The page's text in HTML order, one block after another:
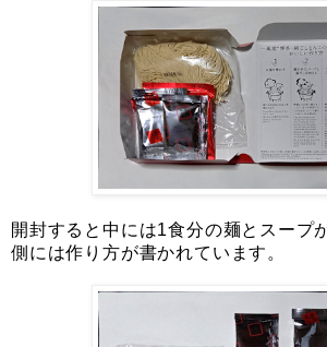
開封すると中には1食分の麺とスープ
側には作り方が書かれています。